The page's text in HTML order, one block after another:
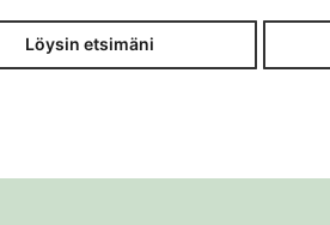
Löysin etsimäni